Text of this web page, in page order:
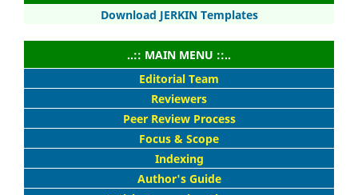
Download JERKIN Templates
..:: MAIN MENU ::..
Editorial Team
Reviewers
Peer Review Process
Focus & Scope
Indexing
Author's Guide